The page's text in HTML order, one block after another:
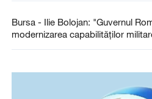
Bursa - Ilie Bolojan: "Guvernul
modernizarea capabilităţilor